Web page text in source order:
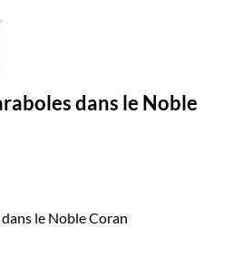
dans le Noble
le Noble Coran
dans le Noble Coran